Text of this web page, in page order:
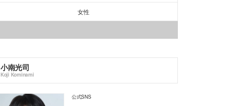
女性
小南光司
Koji Kominami
公式SNS